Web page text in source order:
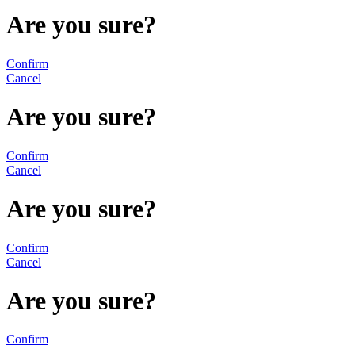
Are you sure?
Confirm
Cancel
Are you sure?
Confirm
Cancel
Are you sure?
Confirm
Cancel
Are you sure?
Confirm